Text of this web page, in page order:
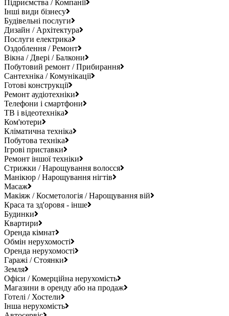
Підриємства / Компанії
Інші види бізнесу
Будівельні послуги
Дизайн / Архітектура
Послуги електрика
Оздоблення / Ремонт
Вікна / Двері / Балкони
Побутовий ремонт / Прибирання
Сантехніка / Комунікації
Готові конструкції
Ремонт аудіотехніки
Телефони і смартфони
ТВ і відеотехніка
Ком'ютери
Кліматична техніка
Побутова техніка
Ігрові приставки
Ремонт іншої техніки
Стрижки / Нарощування волосся
Манікюр / Нарощування нігтів
Масаж
Макіяж / Косметологія / Нарощування вій
Краса та зд'оровя - інше
Будинки
Квартири
Оренда кімнат
Обмін нерухомості
Оренда нерухомості
Гаражі / Стоянки
Земля
Офіси / Комерційна нерухомість
Магазини в оренду або на продаж
Готелі / Хостели
Інша нерухомість